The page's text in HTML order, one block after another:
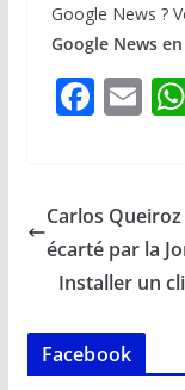
Google News ?
Google News
F
b
o
o
k
E
l
Carlos
écarté par la
Installer un
Facebook